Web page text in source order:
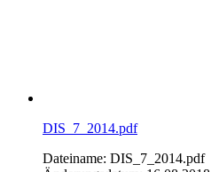
DIS_7_2014.pdf
Dateiname: DIS_7_2014.pdf